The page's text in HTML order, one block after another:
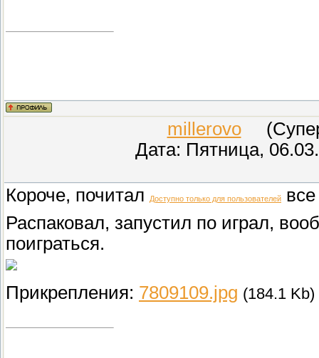
millerovo
Дата: Пятница,
Короче, почитал Доступно только для пользователей
Распаковал, запустил по играл,
поиграться.
Прикрепления: 7809109.jpg (184.1 Kb)